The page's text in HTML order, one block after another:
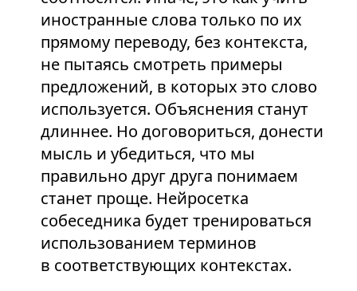
иностранные слова только по их
прямому переводу, без контекста,
не пытаясь смотреть примеры
предложений, в которых это слово
используется. Объяснения станут
длиннее. Но договориться, донести
мысль и убедиться, что мы
правильно друг друга понимаем
станет проще. Нейросетка
собеседника будет тренироваться
использованием терминов
в соответствующих контекстах.